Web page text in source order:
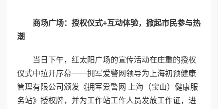
商场广场：授权仪式+互动体验，掀起市民参与热
潮
当日下午，红太阳广场的宣传活动在庄重的授权
仪式中拉开序幕——拥军爱警网领导为上海初预健康
管理有限公司颁发《拥军爱警网 上海（宝山）健康服
务站》授权牌，并为工作站工作人员发放工作证，进